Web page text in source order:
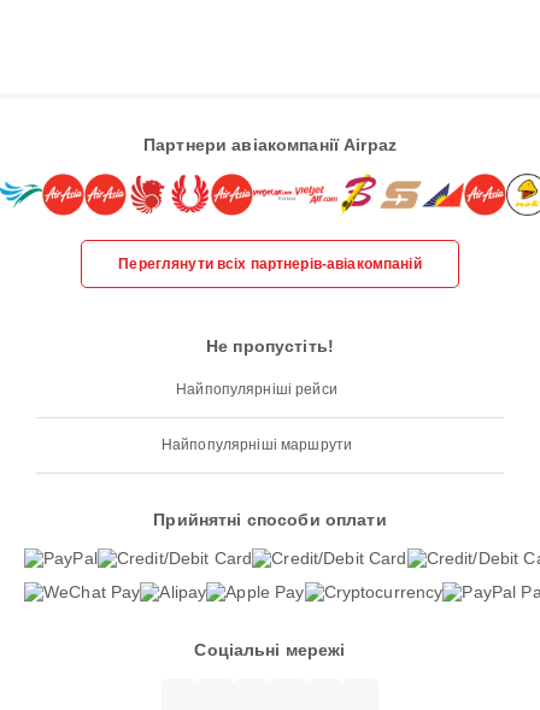
Партнери авіакомпанії Airpaz
Переглянути всіх партнерів-авіакомпаній
Не пропустіть!
Найпопулярніші рейси
Найпопулярніші маршрути
Прийнятні способи оплати
Соціальні мережі